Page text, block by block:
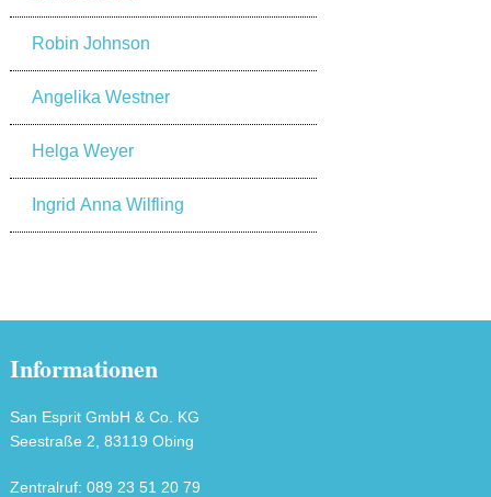
Robin Johnson
Angelika Westner
Helga Weyer
Ingrid Anna Wilfling
Informationen
San Esprit GmbH & Co. KG
Seestraße 2, 83119 Obing
Zentralruf: 089 23 51 20 79